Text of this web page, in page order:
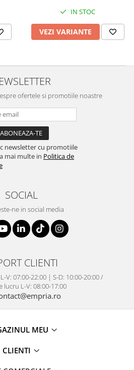
IN STOC
VEZI VARIANTE
ofertele si promotiile noastre
newsletter cu promotiile
mai multe in Politica de
SOCIAL
ne in social media
CLIENTI
V: 07:00-22:00 | S-D: 10:00-20:00 /
lucru L-V: 08:00-17:00
MEU
CLIENTI